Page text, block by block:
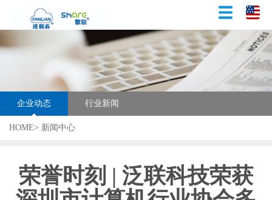
企业动态 行业新闻
HOME> 新闻中心
荣誉时刻 | 泛联科技荣获